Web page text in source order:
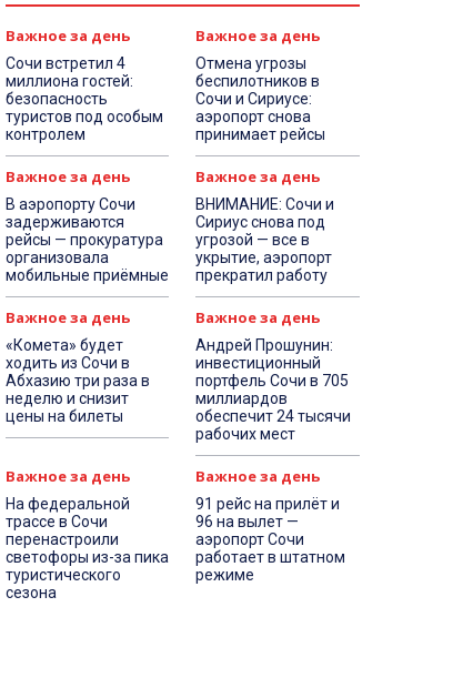
Важное за день
Сочи встретил 4
миллиона гостей:
безопасность
туристов под особым
контролем
Важное за день
Отмена угрозы
беспилотников в
Сочи и Сириусе:
аэропорт снова
принимает рейсы
Важное за день
В аэропорту Сочи
задерживаются
рейсы — прокуратура
организовала
мобильные приёмные
Важное за день
ВНИМАНИЕ: Сочи и
Сириус снова под
угрозой — все в
укрытие, аэропорт
прекратил работу
Важное за день
«Комета» будет
ходить из Сочи в
Абхазию три раза в
неделю и снизит
цены на билеты
Важное за день
Андрей Прошунин:
инвестиционный
портфель Сочи в 705
миллиардов
обеспечит 24 тысячи
рабочих мест
Важное за день
На федеральной
трассе в Сочи
перенастроили
светофоры из-за пика
туристического
сезона
Важное за день
91 рейс на прилёт и
96 на вылет —
аэропорт Сочи
работает в штатном
режиме